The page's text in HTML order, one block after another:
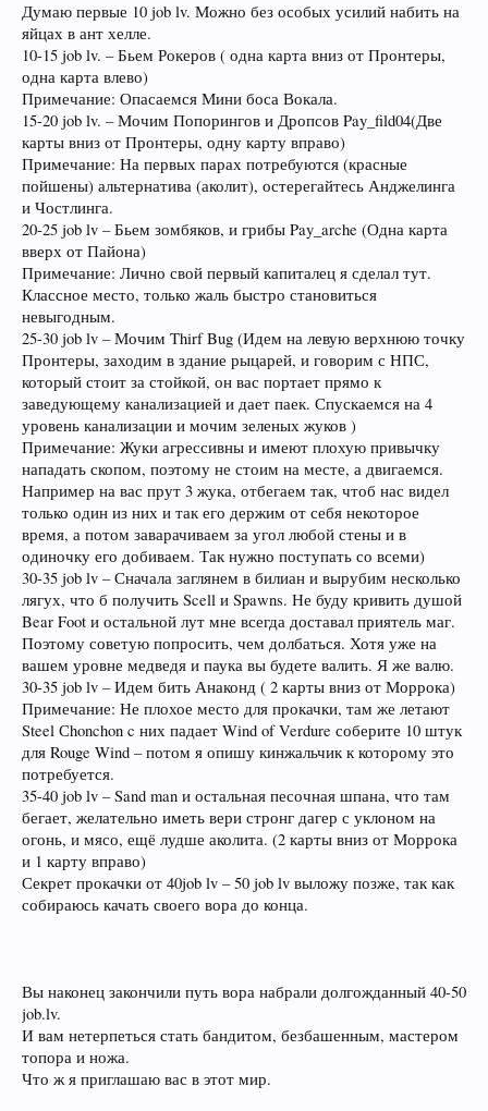
Думаю первые 10 job lv. Можно без особых усилий набить на
яйцах в ант хелле.
10-15 job lv. – Бьем Рокеров ( одна карта вниз от Пронтеры,
одна карта влево)
Примечание: Опасаемся Мини боса Вокала.
15-20 job lv. – Мочим Попорингов и Дропсов Pay_fild04(Две
карты вниз от Пронтеры, одну карту вправо)
Примечание: На первых парах потребуются (красные
пойшены) альтернатива (аколит), остерегайтесь Анджелинга
и Чостлинга.
20-25 job lv – Бьем зомбяков, и грибы Pay_arche (Одна карта
вверх от Пайона)
Примечание: Лично свой первый капиталец я сделал тут.
Классное место, только жаль быстро становиться
невыгодным.
25-30 job lv – Мочим Thirf Bug (Идем на левую верхнюю точку
Пронтеры, заходим в здание рыцарей, и говорим с НПС,
который стоит за стойкой, он вас портает прямо к
заведующему канализацией и дает паек. Спускаемся на 4
уровень канализации и мочим зеленых жуков )
Примечание: Жуки агрессивны и имеют плохую привычку
нападать скопом, поэтому не стоим на месте, а двигаемся.
Например на вас прут 3 жука, отбегаем так, чтоб нас видел
только один из них и так его держим от себя некоторое
время, а потом заварачиваем за угол любой стены и в
одиночку его добиваем. Так нужно поступать со всеми)
30-35 job lv – Сначала заглянем в билиан и вырубим несколько
лягух, что б получить Scell и Spawns. Не буду кривить душой
Bear Foot и остальной лут мне всегда доставал приятель маг.
Поэтому советую попросить, чем долбаться. Хотя уже на
вашем уровне медведя и паука вы будете валить. Я же валю.
30-35 job lv – Идем бить Анаконд ( 2 карты вниз от Моррока)
Примечание: Не плохое место для прокачки, там же летают
Steel Сhonchon c них падает Wind of Verdure соберите 10 штук
для Rouge Wind – потом я опишу кинжальчик к которому это
потребуется.
35-40 job lv – Sand man и остальная песочная шпана, что там
бегает, желательно иметь вери стронг дагер с уклоном на
огонь, и мясо, ещё лудше аколита. (2 карты вниз от Моррока
и 1 карту вправо)
Секрет прокачки от 40job lv – 50 job lv выложу позже, так как
собираюсь качать своего вора до конца.
Вы наконец закончили путь вора набрали долгожданный 40-50
job.lv.
И вам нетерпеться стать бандитом, безбашенным, мастером
топора и ножа.
Что ж я приглашаю вас в этот мир.